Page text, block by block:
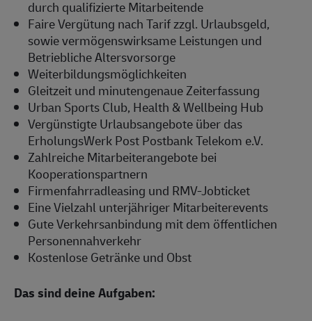
durch qualifizierte Mitarbeitende
Faire Vergütung nach Tarif zzgl. Urlaubsgeld,
sowie vermögenswirksame Leistungen und
Betriebliche Altersvorsorge
Weiterbildungsmöglichkeiten
Gleitzeit und minutengenaue Zeiterfassung
Urban Sports Club, Health & Wellbeing Hub
Vergünstigte Urlaubsangebote über das
ErholungsWerk Post Postbank Telekom e.V.
Zahlreiche Mitarbeiterangebote bei
Kooperationspartnern
Firmenfahrradleasing und RMV-Jobticket
Eine Vielzahl unterjähriger Mitarbeiterevents
Gute Verkehrsanbindung mit dem öffentlichen
Personennahverkehr
Kostenlose Getränke und Obst
Das sind deine Aufgaben: